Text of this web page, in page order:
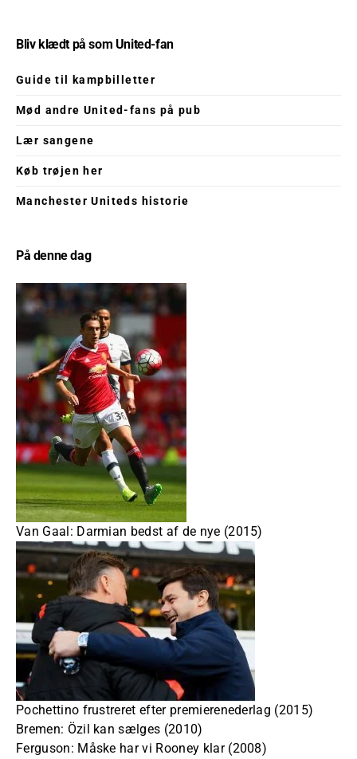
Bliv klædt på som United-fan
Guide til kampbilletter
Mød andre United-fans på pub
Lær sangene
Køb trøjen her
Manchester Uniteds historie
På denne dag
Van Gaal: Darmian bedst af de nye (2015)
Pochettino frustreret efter premierenederlag (2015)
Bremen: Özil kan sælges (2010)
Ferguson: Måske har vi Rooney klar (2008)